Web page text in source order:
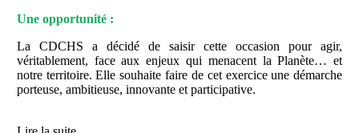
Une opportunité :
La CDCHS a décidé de saisir cette occasion pour agir,
véritablement, face aux enjeux qui menacent la Planète… et
notre territoire. Elle souhaite faire de cet exercice une démarche
porteuse, ambitieuse, innovante et participative.